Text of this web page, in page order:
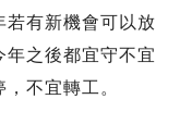
若有新機會可以放
年之後都宜守不宜
不宜轉工。